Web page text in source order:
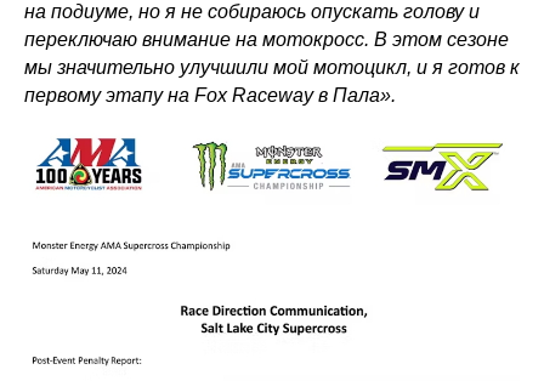
на подиуме, но я не собираюсь опускать голову и
переключаю внимание на мотокросс. В этом сезоне
мы значительно улучшили мой мотоцикл, и я готов к
первому этапу на Fox Raceway в Пала».